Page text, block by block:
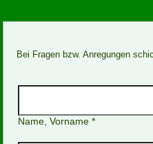
Bei Fragen bzw. Anregungen
Name, Vorname *